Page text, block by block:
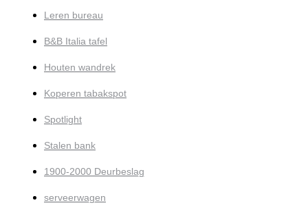
Leren bureau
B&B Italia tafel
Houten wandrek
Koperen tabakspot
Spotlight
Stalen bank
1900-2000 Deurbeslag
serveerwagen